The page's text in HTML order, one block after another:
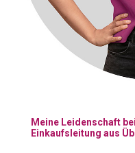
Meine Leidenschaft
Einkaufsleitung aus